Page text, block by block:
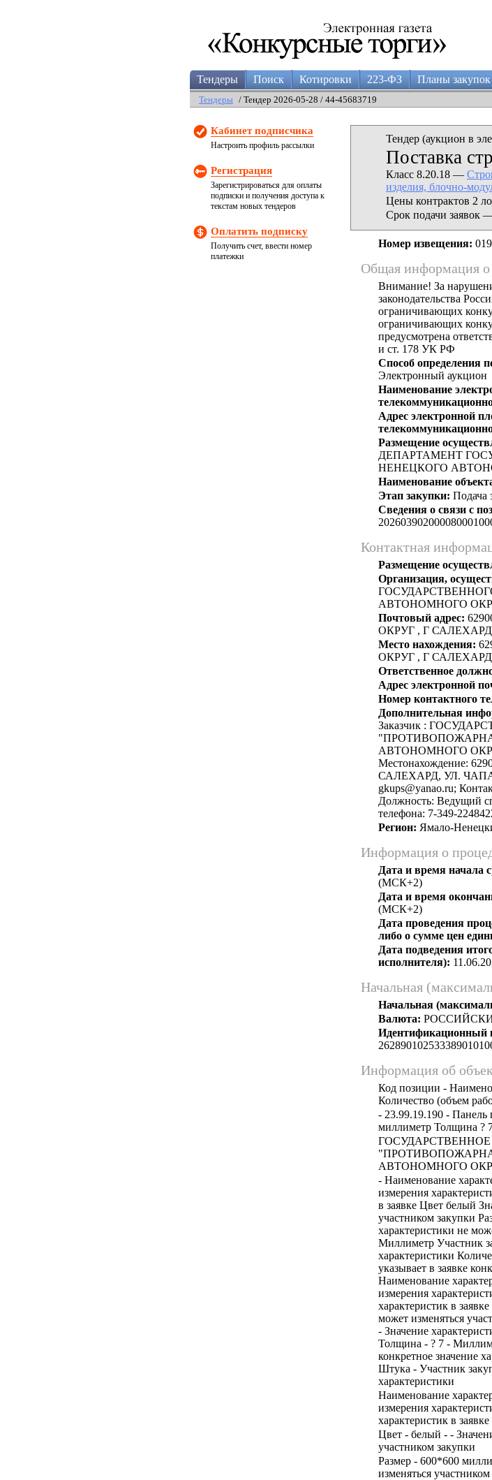
Тендеры Поиск Котировки 223-ФЗ Планы закупок
Тендеры / Тендер 2026-05-28 / 44-45683719
Кабинет подписчика
Настроить профиль рассылки
Регистрация
Зарегистрироваться для оплаты
подписки и получения доступа к
текстам новых тендеров
Оплатить подписку
Получить счет, ввести номер
платежки
Тендер (аукцион в
Поставка
Класс 8.20.18 —
изделия, блочно-
Цены контрактов 2
Срок подачи заявок
Номер извещения:
Общая информация о
Внимание! За
законодательства
ограничивающих
ограничивающих
предусмотрена
и ст. 178 УК РФ
Способ определения
Электронный аукцион
Наименование
Адрес электронной
Размещение
ДЕПАРТАМЕНТ
НЕНЕЦКОГО
Наименование
Этап закупки: Подача
Сведения о связи с
Контактная
Размещение
Организация,
АВТОНОМНОГО
Почтовый адрес:
ОКРУГ , Г
Место нахождения:
ОКРУГ , Г
Ответственное
Адрес электронной
Номер контактного
Дополнительная
Заказчик :
АВТОНОМНОГО
Местонахождение:
САЛЕХАРД, УЛ.
gkups@yanao.ru;
Должность: Ведущий
телефона: 7-349-
Регион: Ямало-
Информация о
Дата и время начала
(МСК+2)
Дата и время
(МСК+2)
Дата проведения
либо о сумме цен
Дата подведения
исполнителя):
Начальная
Начальная
Валюта:
Идентификационный
Информация об
Код позиции -
Количество (объем
- 23.99.19.190 - Панель
миллиметр Толщина ?
АВТОНОМНОГО
- Наименование
измерения
в заявке Цвет белый
участником закупки
характеристики не
Миллиметр Участник
характеристики
указывает в заявке
Наименование
измерения
характеристик в
может изменяться
- Значение
Толщина - ? 7 -
конкретное значение
Штука - Участник
характеристики
Наименование
измерения
характеристик в заявке
Цвет - белый - -
участником закупки
Размер - 600*600
изменяться